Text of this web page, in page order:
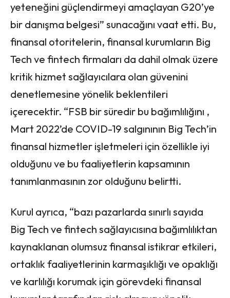
yeteneğini güçlendirmeyi amaçlayan G20’ye
bir danışma belgesi” sunacağını vaat etti. Bu,
finansal otoritelerin, finansal kurumların Big
Tech ve fintech firmaları da dahil olmak üzere
kritik hizmet sağlayıcılara olan güvenini
denetlemesine yönelik beklentileri
içerecektir. “FSB bir süredir bu bağımlılığını ,
Mart 2022’de COVID-19 salgınının Big Tech’in
finansal hizmetler işletmeleri için özellikle iyi
olduğunu ve bu faaliyetlerin kapsamının
tanımlanmasının zor olduğunu belirtti.
Kurul ayrıca, “bazı pazarlarda sınırlı sayıda
Big Tech ve fintech sağlayıcısına bağımlılıktan
kaynaklanan olumsuz finansal istikrar etkileri,
ortaklık faaliyetlerinin karmaşıklığı ve opaklığı
ve karlılığı korumak için görevdeki finansal